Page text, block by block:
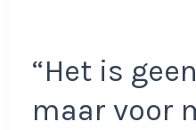
“Het is
maar voor